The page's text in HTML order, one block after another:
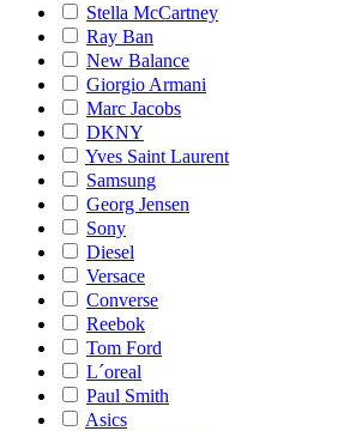
Stella McCartney
Ray Ban
New Balance
Giorgio Armani
Marc Jacobs
DKNY
Yves Saint Laurent
Samsung
Georg Jensen
Sony
Diesel
Versace
Converse
Reebok
Tom Ford
L´oreal
Paul Smith
Asics